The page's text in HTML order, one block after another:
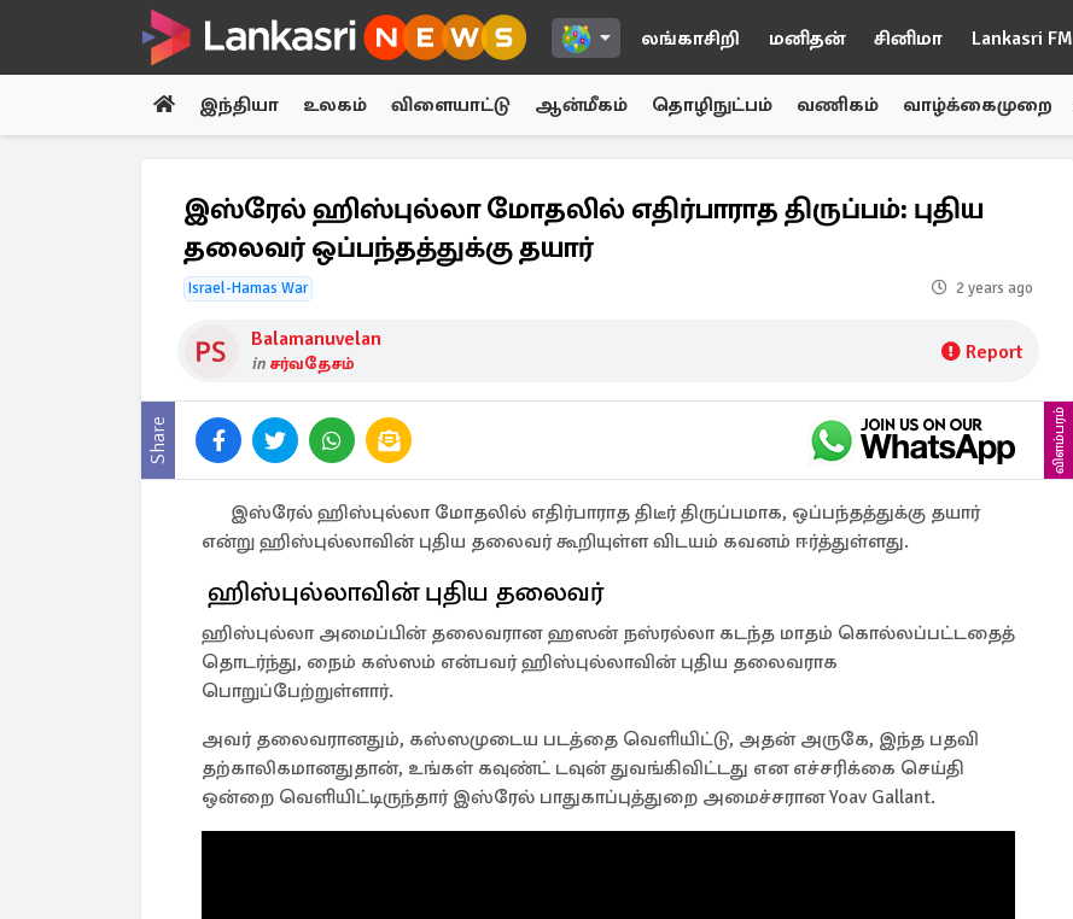
லங்காசிறி மனிதன் சினிமா Lankasri FM
இந்தியா உலகம் விளையாட்டு ஆன்மீகம் தொழிநுட்பம் வணிகம் வாழ்க்கைமுறை
இஸ்ரேல் ஹிஸ்புல்லா மோதலில் எதிர்பாராத திருப்பம்: புதிய
தலைவர் ஒப்பந்தத்துக்கு தயார்
Israel-Hamas War 2 years ago
Balamanuvelan
in சர்வதேசம் Report
Share விளம்பரம்
இஸ்ரேல் ஹிஸ்புல்லா மோதலில் எதிர்பாராத திடீர் திருப்பமாக, ஒப்பந்தத்துக்கு தயார்
என்று ஹிஸ்புல்லாவின் புதிய தலைவர் கூறியுள்ள விடயம் கவனம் ஈர்த்துள்ளது.
ஹிஸ்புல்லாவின் புதிய தலைவர்
ஹிஸ்புல்லா அமைப்பின் தலைவரான ஹஸன் நஸ்ரல்லா கடந்த மாதம் கொல்லப்பட்டதைத்
தொடர்ந்து, நைம் கஸ்ஸம் என்பவர் ஹிஸ்புல்லாவின் புதிய தலைவராக
பொறுப்பேற்றுள்ளார்.
அவர் தலைவரானதும், கஸ்ஸமுடைய படத்தை வெளியிட்டு, அதன் அருகே, இந்த பதவி
தற்காலிகமானதுதான், உங்கள் கவுண்ட் டவுன் துவங்கிவிட்டது என எச்சரிக்கை செய்தி
ஒன்றை வெளியிட்டிருந்தார் இஸ்ரேல் பாதுகாப்புத்துறை அமைச்சரான Yoav Gallant.